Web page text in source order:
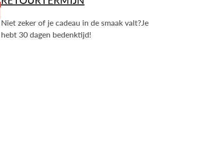
Niet zeker of je cadeau in de smaak valt?Je
hebt 30 dagen bedenktijd!